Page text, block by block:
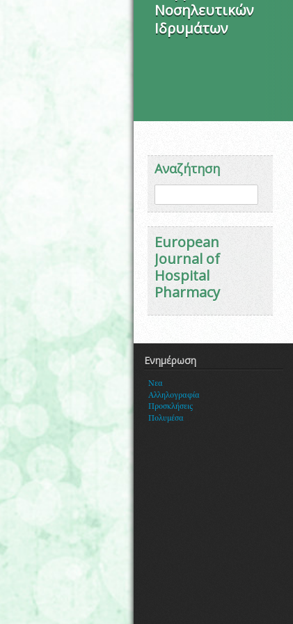
Νοσηλευτικών
Ιδρυμάτων
Αναζήτηση
Φόρμα αναζήτησης
European
Journal of
Hospital
Pharmacy
Ενημέρωση
Νεα
Αλληλογραφία
Προσκλήσεις
Πολυμέσα